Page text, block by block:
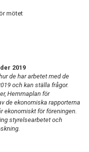
mötet
2019
de har arbetet med de
och kan ställa frågor.
Hemmaplan för
de ekonomiska rapporterna
ekonomiskt för föreningen.
styrelsearbetet och